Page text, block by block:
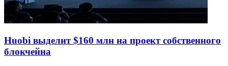
Huobi выделит $160 млн на проект cобственного
блокчейна